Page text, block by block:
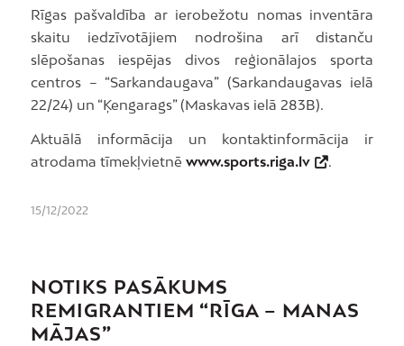
Rīgas pašvaldība ar ierobežotu nomas inventāra
skaitu iedzīvotājiem nodrošina arī distanču
slēpošanas iespējas divos reģionālajos sporta
centros – “Sarkandaugava” (Sarkandaugavas ielā
22/24) un “Ķengarags” (Maskavas ielā 283B).
Aktuālā informācija un kontaktinformācija ir
atrodama tīmekļvietnē www.sports.riga.lv .
15/12/2022
NOTIKS PASĀKUMS
REMIGRANTIEM “RĪGA – MANAS
MĀJAS”